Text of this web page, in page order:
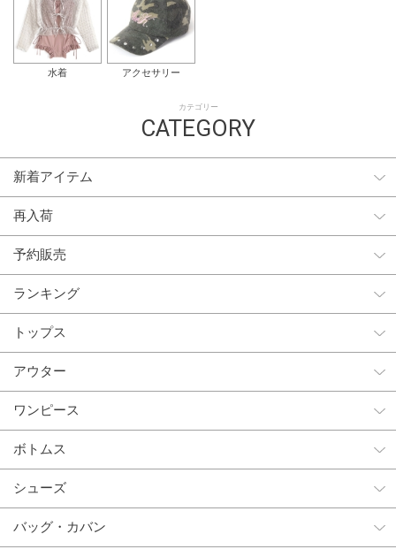
水着 アクセサリー
カテゴリー
CATEGORY
新着アイテム
再入荷
予約販売
ランキング
トップス
アウター
ワンピース
ボトムス
シューズ
バッグ・カバン